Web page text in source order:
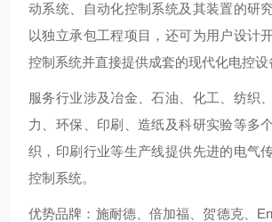
动系统、自动化控制系统及其装置的研
以独立承包工程项目，还可为用户设计
控制系统并直接提供成套的现代化电控设
服务行业涉及冶金、石油、化工、纺织
力、环保、印刷、造纸及科研实验等多
织，印刷行业等生产线提供先进的电气
控制系统。
优势品牌：施耐德、倍加福、贺德克、